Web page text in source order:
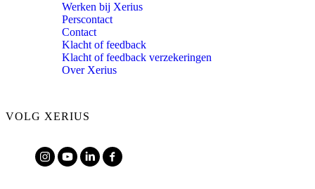
Werken bij Xerius
Perscontact
Contact
Klacht of feedback
Klacht of feedback verzekeringen
Over Xerius
VOLG XERIUS